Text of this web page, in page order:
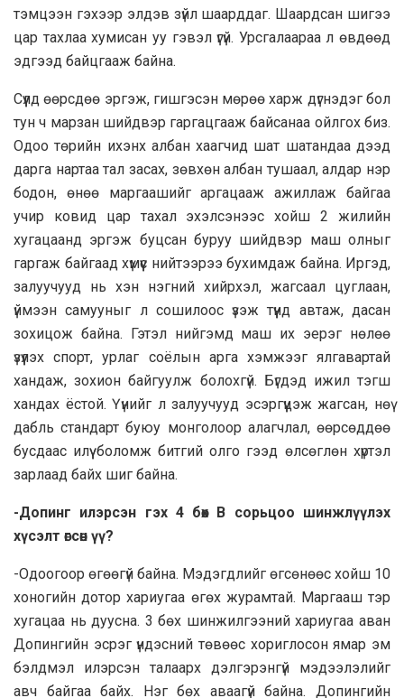
тэмцээн гэхээр элдэв зүйл шаарддаг. Шаардсан шигээ
цар тахлаа хумисан уу гэвэл үгүй. Урсгалаараа л өвдөөд
эдгээд байцгааж байна.
Сүүлд өөрсдөө эргэж, гишгэсэн мөрөө харж дүгнэдэг бол
тун ч марзан шийдвэр гаргацгааж байсанаа ойлгох биз.
Одоо төрийн ихэнх албан хаагчид шат шатандаа дээд
дарга нартаа тал засах, зөвхөн албан тушаал, алдар нэр
бодон, өнөө маргаашийг аргацааж ажиллаж байгаа
учир ковид цар тахал эхэлсэнээс хойш 2 жилийн
хугацаанд эргэж буцсан буруу шийдвэр маш олныг
гаргаж байгаад хүмүүс нийтээрээ бухимдаж байна. Иргэд,
залуучууд нь хэн нэгний хийрхэл, жагсаал цуглаан,
үймээн самууныг л сошилоос үзэж түүнд автаж, дасан
зохицож байна. Гэтэл нийгэмд маш их эерэг нөлөө
үзүүлэх спорт, урлаг соёлын арга хэмжээг ялгавартай
хандаж, зохион байгуулж болохгүй. Бүгдэд ижил тэгш
хандах ёстой. Үүнийг л залуучууд эсэргүүцэж жагсан, нөү
дабль стандарт буюу монголоор алагчлал, өөрсөддөө
бусдаас илүү боломж битгий олго гээд өлсөглөн хүртэл
зарлаад байх шиг байна.
-Допинг илэрсэн гэх 4 бөх В сорьцоо шинжлүүлэх
хүсэлт өгсөн үү?
-Одоогоор өгөөгүй байна. Мэдэгдлийг өгсөнөөс хойш 10
хоногийн дотор хариугаа өгөх журамтай. Маргааш тэр
хугацаа нь дуусна. 3 бөх шинжилгээний хариугаа аван
Допингийн эсрэг үндэсний төвөөс хориглосон ямар эм
бэлдмэл илэрсэн талаарх дэлгэрэнгүй мэдээлэлийг
авч байгаа байх. Нэг бөх аваагүй байна. Допингийн